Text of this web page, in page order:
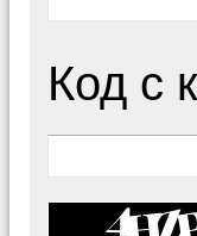
Код с